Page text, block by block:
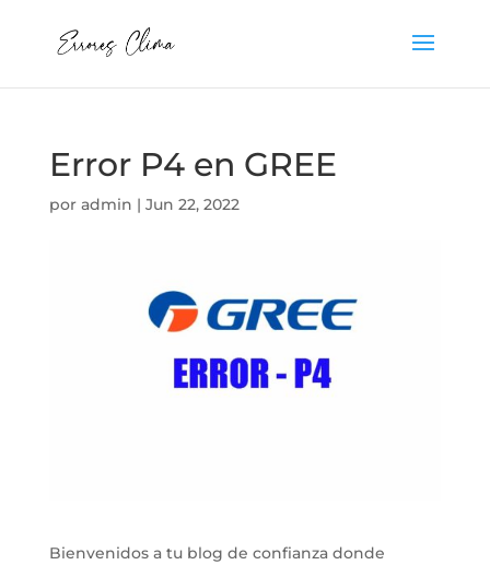
Error P4 en GREE
por admin | Jun 22, 2022
Bienvenidos a tu blog de confianza donde